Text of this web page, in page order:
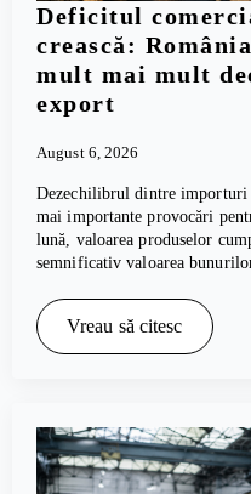
Deficitul
crească:
mult mai mult
export
August 6, 2026
Dezechilibrul dintre importuri
mai importante provocări
lună, valoarea produselor
semnificativ valoarea
Vreau să citesc